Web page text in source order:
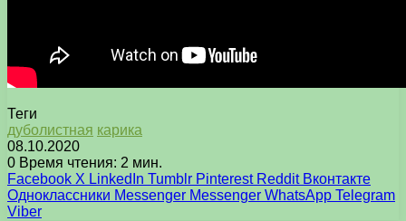
Теги
дуболистная карика
08.10.2020
0 Время чтения: 2 мин.
Facebook X LinkedIn Tumblr Pinterest Reddit Вконтакте
Одноклассники Messenger Messenger WhatsApp Telegram
Viber